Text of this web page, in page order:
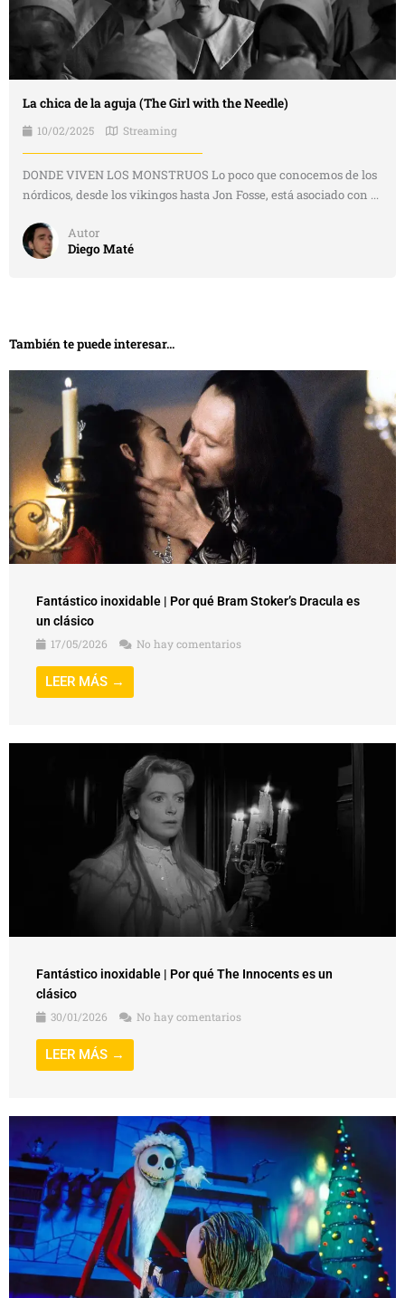
La chica de la aguja (The Girl with the Needle)
10/02/2025 Streaming
DONDE VIVEN LOS MONSTRUOS Lo poco que conocemos de los
nórdicos, desde los vikingos hasta Jon Fosse, está asociado con ...
Autor
Diego Maté
También te puede interesar...
Fantástico inoxidable | Por qué Bram Stoker’s Dracula es
un clásico
17/05/2026
No hay comentarios
LEER MÁS →
Fantástico inoxidable | Por qué The Innocents es un
clásico
30/01/2026
No hay comentarios
LEER MÁS →